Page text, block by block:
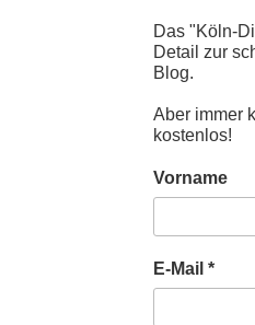
Das "Köln-
Detail zur
Blog.
Aber immer
kostenlos!
Vorname
E-Mail *